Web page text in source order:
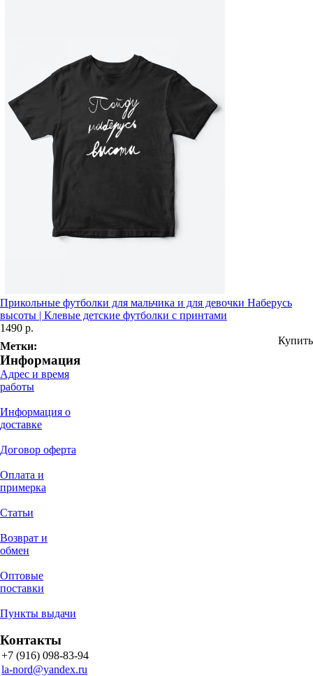
Прикольные футболки для мальчика и для девочки Наберусь
высоты | Клевые детские футболки с принтами
1490 р.
Купить
Метки:
Информация
Адрес и время
работы
Информация о
доставке
Договор оферта
Оплата и
примерка
Статьи
Возврат и
обмен
Оптовые
поставки
Пункты выдачи
Контакты
+7 (916) 098-83-94
la-nord@yandex.ru